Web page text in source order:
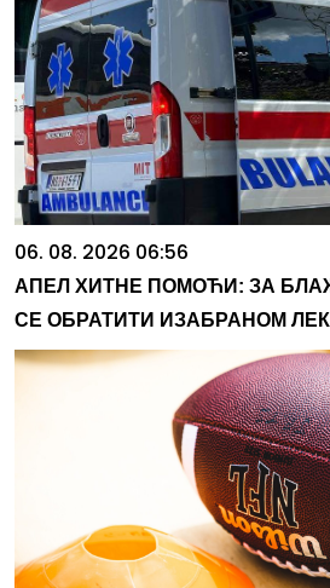
06. 08. 2026 06:56
АПЕЛ ХИТНЕ ПОМОЋИ: ЗА
СЕ ОБРАТИТИ ИЗАБРАНОМ